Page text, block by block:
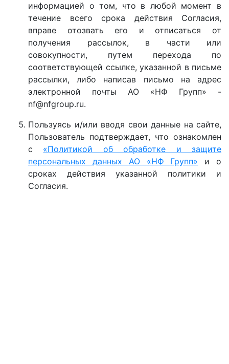
информацией о том, что в любой момент в
течение всего срока действия Согласия,
вправе отозвать его и отписаться от
получения рассылок, в части или
совокупности, путем перехода по
соответствующей ссылке, указанной в письме
рассылки, либо написав письмо на адрес
электронной почты АО «НФ Групп» -
nf@nfgroup.ru.
Пользуясь и/или вводя свои данные на сайте,
Пользователь подтверждает, что ознакомлен
с «Политикой об обработке и защите
персональных данных АО «НФ Групп» и о
сроках действия указанной политики и
Согласия.